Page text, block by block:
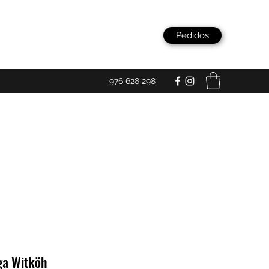
Pedidos
976 628 298
Witköh